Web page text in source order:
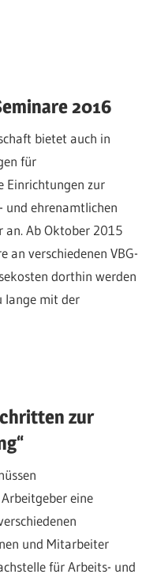
2016
bietet auch in
für
Einrichtungen zur
und ehrenamtlichen
Ab Oktober 2015
an verschiedenen VBG-
dorthin werden
lange mit der
zur
eine
und Mitarbeiter
für Arbeits- und